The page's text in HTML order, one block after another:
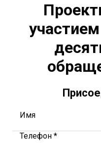
Имя
Телефон *